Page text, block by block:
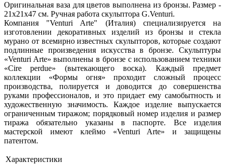
Оригинальная ваза для цветов выполнена из бронзы. Размер -
21х21х47 см. Ручная работа скульптора G.Venturi.
Компания "Venturi Arte" (Италия) специализируется на
изготовлении декоративных изделий из бронзы и стекла
мурано от всемирно известных скульпторов, которые создают
подлинные произведения искусства в бронзе. Скульптуры
«Venturi Arte» выполнены в бронзе с использованием техники
«Сire perdue» (вытекающего воска). Каждый предмет
коллекции «Формы огня» проходит сложный процесс
производства, полируется и доводится до совершенства
руками профессионалов, и это придает ему самобытность и
художественную значимость. Каждое изделие выпускается
ограниченным тиражом; порядковый номер изделия и размер
тиража обязательно указаны в паспорте. Все изделия
мастерской имеют клеймо «Venturi Arte» и защищены
патентом.
Характеристики